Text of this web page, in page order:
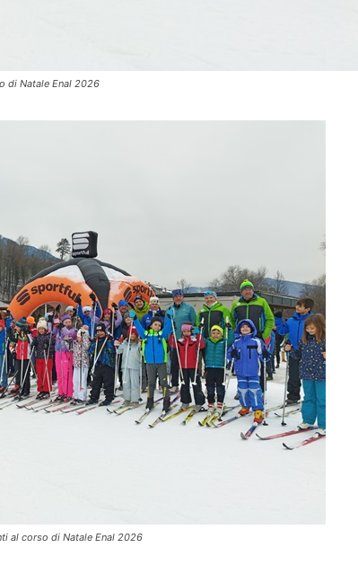
di Natale Enal 2026
al corso di Natale Enal 2026